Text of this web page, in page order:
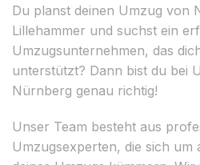
Du planst deinen Umzug von
Lillehammer und suchst ein
Umzugsunternehmen, das
unterstützt? Dann bist du bei
Nürnberg genau richtig!
Unser Team besteht aus
Umzugsexperten, die sich um